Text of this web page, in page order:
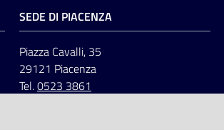
SEDE DI PIACENZA
Piazza Cavalli, 35
29121 Piacenza
Tel.0523 3861